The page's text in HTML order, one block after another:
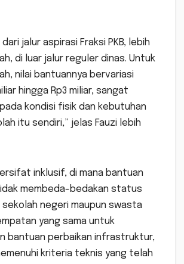
jalur aspirasi Fraksi PKB, lebih
di luar jalur reguler dinas. Untuk
nilai bantuannya bervariasi
hingga Rp3 miliar, sangat
kondisi fisik dan kebutuhan
itu sendiri,” jelas Fauzi lebih
inklusif, di mana bantuan
membeda-bedakan status
sekolah negeri maupun swasta
yang sama untuk
bantuan perbaikan infrastruktur,
kriteria teknis yang telah